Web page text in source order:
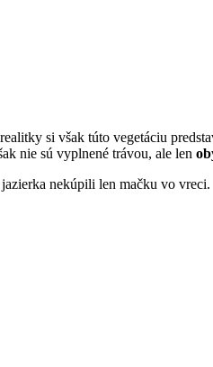
si však túto vegetáciu
nie sú vyplnené trávou, ale len
nekúpili len mačku vo vreci.